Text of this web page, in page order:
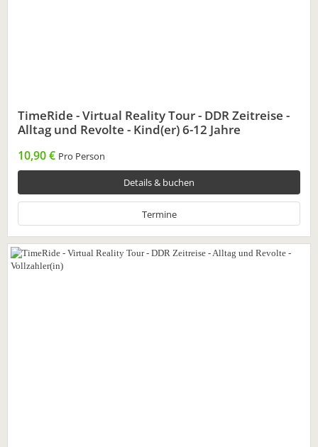
TimeRide - Virtual Reality Tour - DDR Zeitreise -
Alltag und Revolte - Kind(er) 6-12 Jahre
10,90 € Pro Person
Details & buchen
Termine